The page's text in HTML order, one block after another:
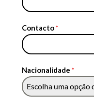
Contacto*
Nacionalidade *
Escolha uma opção